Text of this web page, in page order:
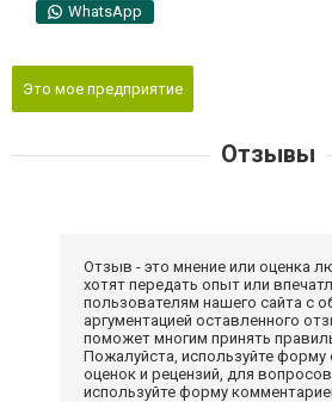
WhatsApp
Это мое предприятие
Отзывы
Отзыв - это мнение или оценка
хотят передать опыт или
пользователям нашего сайта с
аргументацией оставленного
поможет многим принять
Пожалуйста, используйте
оценок и рецензий, для
используйте форму